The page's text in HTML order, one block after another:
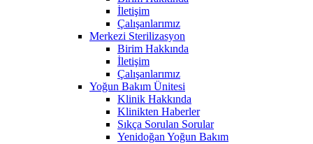
İletişim
Çalışanlarımız
Merkezi Sterilizasyon
Birim Hakkında
İletişim
Çalışanlarımız
Yoğun Bakım Ünitesi
Klinik Hakkında
Klinikten Haberler
Sıkça Sorulan Sorular
Yenidoğan Yoğun Bakım